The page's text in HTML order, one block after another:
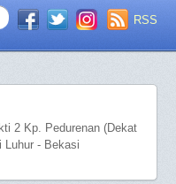
RSS
2 Kp. Pedurenan (Dekat
Luhur - Bekasi